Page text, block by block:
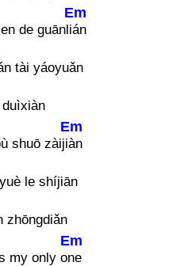
de guānli
Em
án
tài yáoyuǎn
shuō zàiji
Em
àn
le shíjiān
zhōngdiǎn
my only o
Em
ne